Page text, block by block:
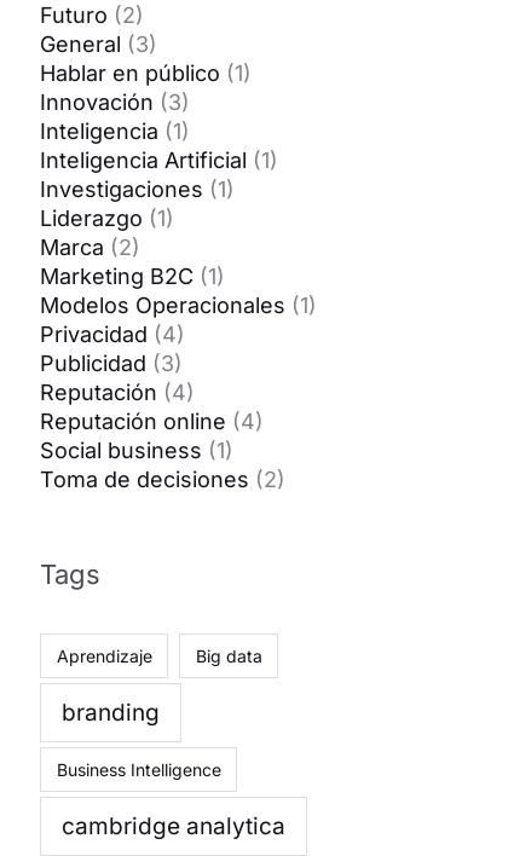
Futuro (2)
General (3)
Hablar en público (1)
Innovación (3)
Inteligencia (1)
Inteligencia Artificial (1)
Investigaciones (1)
Liderazgo (1)
Marca (2)
Marketing B2C (1)
Modelos Operacionales (1)
Privacidad (4)
Publicidad (3)
Reputación (4)
Reputación online (4)
Social business (1)
Toma de decisiones (2)
Tags
Aprendizaje Big data
branding
Business Intelligence
cambridge analytica